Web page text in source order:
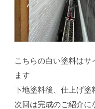
こちらの白い塗料はサ
ます
下地塗料後、仕上げ塗
次回は完成のご紹介に